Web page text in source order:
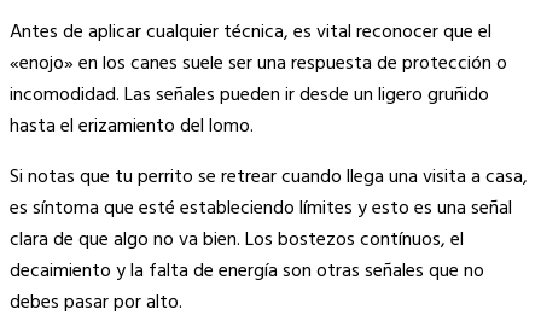
Antes de aplicar cualquier técnica, es vital reconocer que el
«enojo» en los canes suele ser una respuesta de protección o
incomodidad. Las señales pueden ir desde un ligero gruñido
hasta el erizamiento del lomo.
Si notas que tu perrito se retrear cuando llega una visita a casa,
es síntoma que esté estableciendo límites y esto es una señal
clara de que algo no va bien. Los bostezos contínuos, el
decaimiento y la falta de energía son otras señales que no
debes pasar por alto.